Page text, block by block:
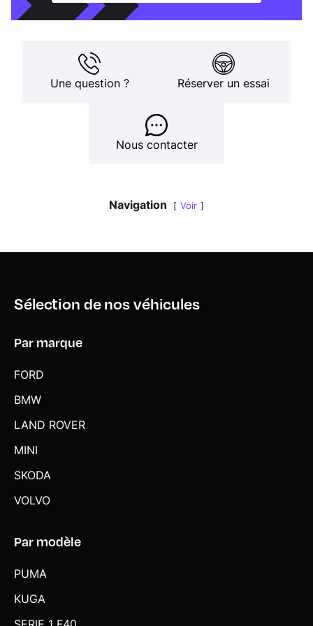
Une question ? Réserver un essai
Nous contacter
Navigation Voir
Sélection de nos véhicules
Par marque
FORD
BMW
LAND ROVER
MINI
SKODA
VOLVO
Par modèle
PUMA
KUGA